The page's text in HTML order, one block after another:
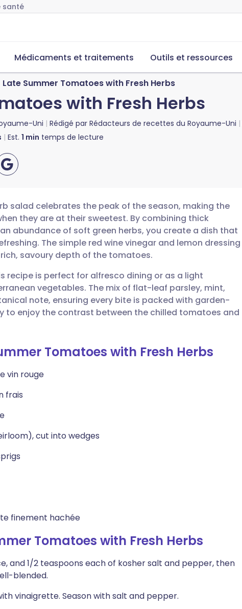
santé
Médicaments et traitements Outils et ressources
Late Summer Tomatoes with Fresh Herbs
with Fresh Herbs
Uni Rédigé par Rédacteurs de recettes du Royaume-Uni
Est. 1 min temps de lecture
🇩🇪 Deutsch
🇫🇷 Français
🇵🇹 Português
🇸🇪 Svenska
salad celebrates the peak of the season, making the
they are at their sweetest. By combining thick
abundance of soft green herbs, you create a dish that
The simple red wine vinegar and lemon dressing
savoury depth of the tomatoes.
recipe is perfect for alfresco dining or as a light
vegetables. The mix of flat-leaf parsley, mint,
note, ensuring every bite is packed with garden-
to enjoy the contrast between the chilled tomatoes and
Tomatoes with Fresh Herbs
vin rouge
frais
cut into wedges
finement hachée
Tomatoes with Fresh Herbs
and 1/2 teaspoons each of kosher salt and pepper, then
blended.
vinaigrette. Season with salt and pepper.